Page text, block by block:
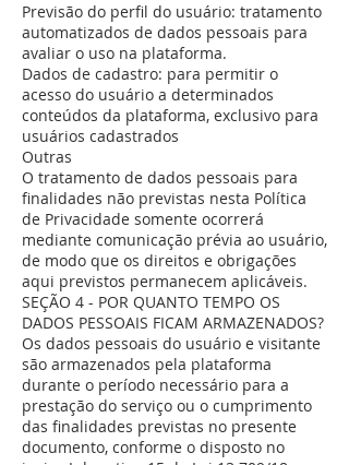
Previsão do perfil do usuário: tratamento
automatizados de dados pessoais para
avaliar o uso na plataforma.
Dados de cadastro: para permitir o
acesso do usuário a determinados
conteúdos da plataforma, exclusivo para
usuários cadastrados
Outras
O tratamento de dados pessoais para
finalidades não previstas nesta Política
de Privacidade somente ocorrerá
mediante comunicação prévia ao usuário,
de modo que os direitos e obrigações
aqui previstos permanecem aplicáveis.
SEÇÃO 4 - POR QUANTO TEMPO OS
DADOS PESSOAIS FICAM ARMAZENADOS?
Os dados pessoais do usuário e visitante
são armazenados pela plataforma
durante o período necessário para a
prestação do serviço ou o cumprimento
das finalidades previstas no presente
documento, conforme o disposto no